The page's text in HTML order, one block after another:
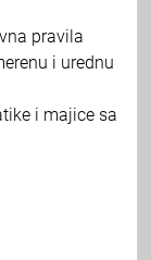
pravila
i urednu
i majice sa